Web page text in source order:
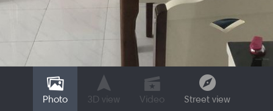
Photo 3D view Video Street view